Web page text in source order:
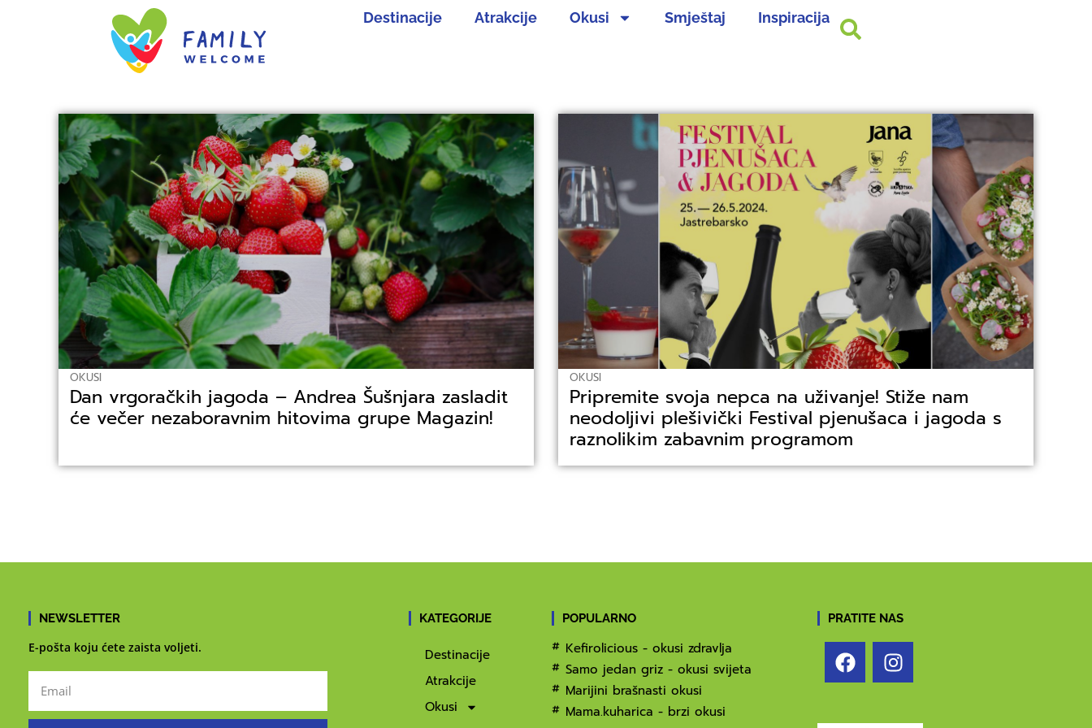
Destinacije Atrakcije Okusi Smještaj Inspiracija
OKUSI
Dan vrgoračkih jagoda – Andrea Šušnjara zasladit
će večer nezaboravnim hitovima grupe Magazin!
OKUSI
Pripremite svoja nepca na uživanje! Stiže nam
neodoljivi plešivički Festival pjenušaca i jagoda s
raznolikim zabavnim programom
NEWSLETTER
E-pošta koju ćete zaista voljeti.
KATEGORIJE
Destinacije
Atrakcije
Okusi
POPULARNO
Kefirolicious - okusi zdravlja
Samo jedan griz - okusi svijeta
Marijini brašnasti okusi
Mama.kuharica - brzi okusi
PRATITE NAS